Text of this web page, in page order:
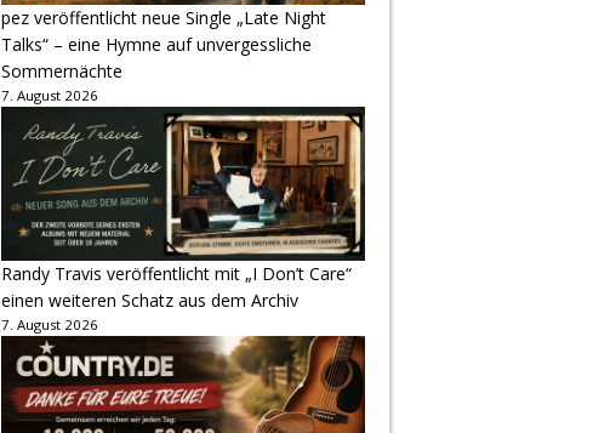
pez veröffentlicht neue Single „Late Night
Talks“ – eine Hymne auf unvergessliche
Sommernächte
7. August 2026
Randy Travis veröffentlicht mit „I Don’t Care“
einen weiteren Schatz aus dem Archiv
7. August 2026